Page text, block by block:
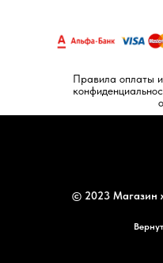
Правила оплаты
© 2023 Магазин